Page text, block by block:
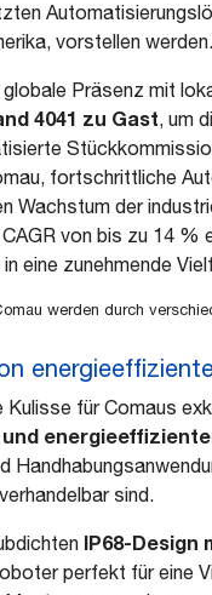
vorstellen
Präsenz mit
4041 zu Gast, um
fortschrittliche
Wachstum der
von bis zu 14
eine zunehmende
werden durch
für Comaus
sind.
IP68-
perfekt für eine